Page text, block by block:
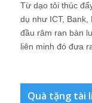
Từ dạo tôi thúc
dụ như ICT,
đầu râm ran bàn
liên minh đó đưa ra
Quà tặng tài